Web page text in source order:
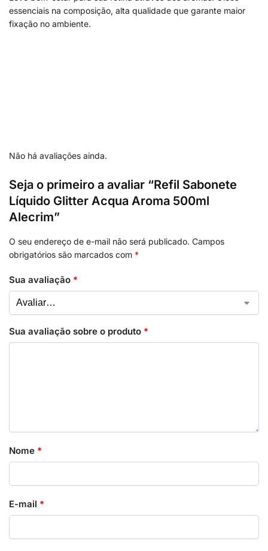
essenciais na composição, alta qualidade que garante maior
fixação no ambiente.
Não há avaliações ainda.
Seja o primeiro a avaliar “Refil Sabonete
Líquido Glitter Acqua Aroma 500ml
Alecrim”
O seu endereço de e-mail não será publicado. Campos
obrigatórios são marcados com *
Sua avaliação *
Sua avaliação sobre o produto *
Nome *
E-mail *